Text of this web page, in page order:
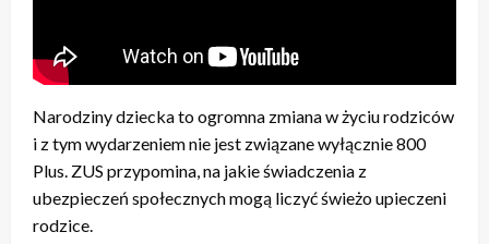
Narodziny dziecka to ogromna zmiana w życiu rodziców
i z tym wydarzeniem nie jest związane wyłącznie 800
Plus. ZUS przypomina, na jakie świadczenia z
ubezpieczeń społecznych mogą liczyć świeżo upieczeni
rodzice.